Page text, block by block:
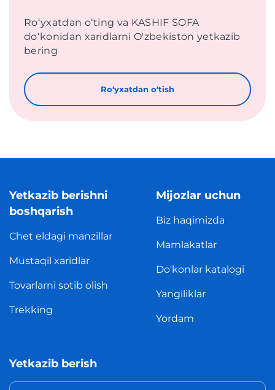
Roʻyxatdan oʻting va KASHIF SOFA
doʻkonidan xaridlarni O'zbekiston yetkazib
bering
Roʻyxatdan oʻtish
Yetkazib berishni
boshqarish
Chet eldagi manzillar
Mustaqil xaridlar
Tovarlarni sotib olish
Trekking
Mijozlar uchun
Biz haqimizda
Mamlakatlar
Do'konlar katalogi
Yangiliklar
Yordam
Yetkazib berish